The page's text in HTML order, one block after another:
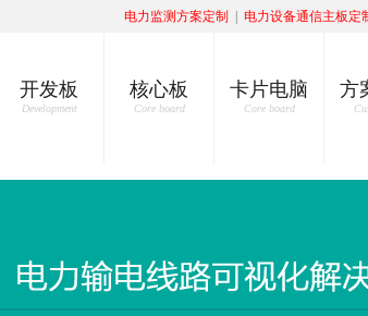
电力监测方案定制 电力设备通信主板定
开发板
Development
核心板
Core board
卡片电脑
Core board
方